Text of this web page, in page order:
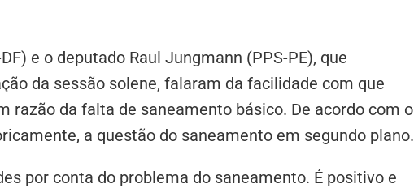
e o deputado Raul Jungmann (PPS-PE), que
da sessão solene, falaram da facilidade com que
razão da falta de saneamento básico. De acordo com o
a questão do saneamento em segundo plano.
por conta do problema do saneamento. É positivo e